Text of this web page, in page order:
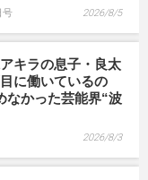
号 2026/8/5
キラの息子・良太
に働いているの
なかった芸能界“波
2026/8/3